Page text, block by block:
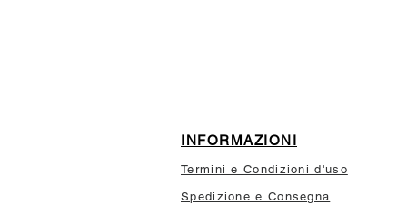
INFORMAZIONI
Termini e Condizioni d'uso
Spedizione e Consegna